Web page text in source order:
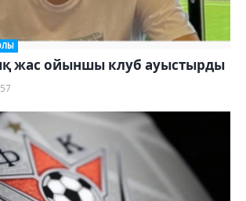
жас ойыншы клуб ауыстырды